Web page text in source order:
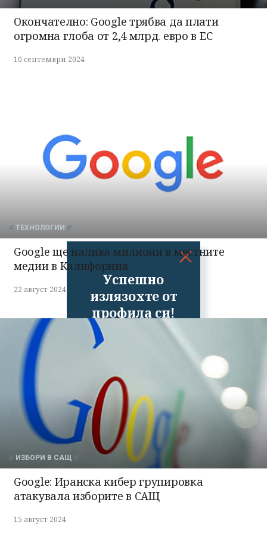
Успешно
излязохте от
профила си!
Окончателно: Google трябва да плати
огромна глоба от 2,4 млрд. евро в ЕС
10 септември 2024
ТЕХНОЛОГИИ
Google ще налива милиони в местните
медии в Калифорния
22 август 2024
ИЗБОРИ В САЩ
Google: Иранска кибер групировка
атакувала изборите в САЩ
15 август 2024